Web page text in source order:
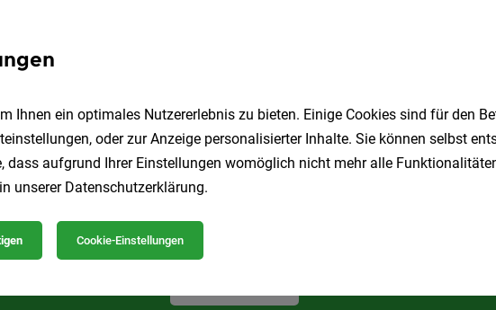
Speichere deine Suche als
Ihnen ein optimales Nutzererlebnis zu bieten. Einige Cookies sind für den
oder zur Anzeige personalisierter Inhalte. Sie können selbst
dass aufgrund Ihrer Einstellungen womöglich nicht mehr alle
unserer Datenschutzerklärung.
Cookie-Einstellungen